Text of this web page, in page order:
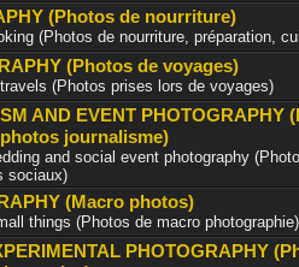
(Photos de nourriture)
(Photos de nourriture, préparation,
(Photos de voyages)
(Photos prises lors de voyages)
AND EVENT PHOTOGRAPHY
journalisme)
and social event photography
sociaux)
(Macro photos)
things (Photos de macro photographie)
PHOTOGRAPHY